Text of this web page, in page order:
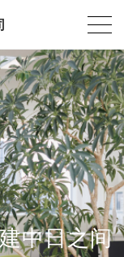
中日之间